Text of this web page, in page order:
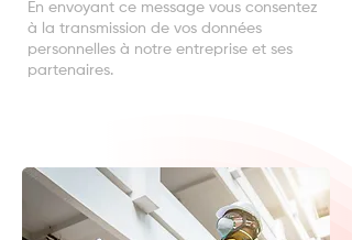
En envoyant ce message vous consentez
à la transmission de vos données
personnelles à notre entreprise et ses
partenaires.